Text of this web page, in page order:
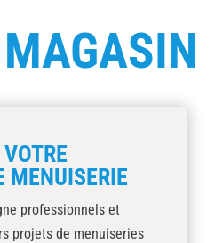
MAGASIN
MENUISERIE
professionnels et
projets de menuiseries